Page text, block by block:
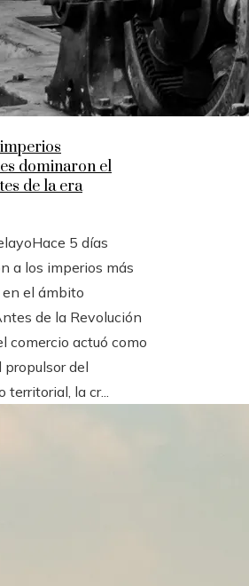
dominaron el
de la era
Hace 5 días
a los imperios más
el ámbito
de la Revolución
comercio actuó como
del
la cr...